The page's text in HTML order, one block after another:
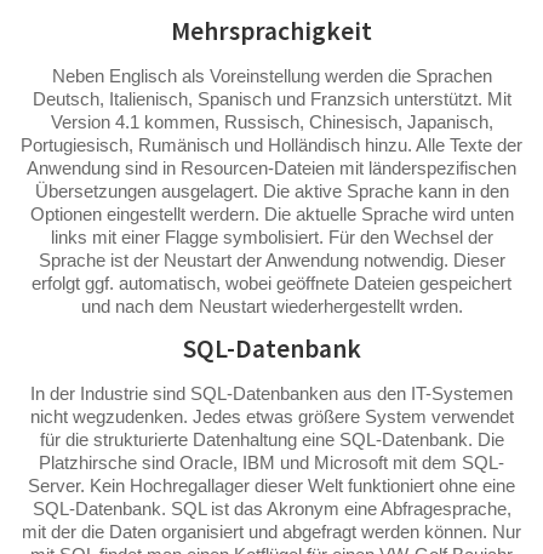
Mehrsprachigkeit
Neben Englisch als Voreinstellung werden die Sprachen
Deutsch, Italienisch, Spanisch und Franzsich unterstützt. Mit
Version 4.1 kommen, Russisch, Chinesisch, Japanisch,
Portugiesisch, Rumänisch und Holländisch hinzu. Alle Texte der
Anwendung sind in Resourcen-Dateien mit länderspezifischen
Übersetzungen ausgelagert. Die aktive Sprache kann in den
Optionen eingestellt werdern. Die aktuelle Sprache wird unten
links mit einer Flagge symbolisiert. Für den Wechsel der
Sprache ist der Neustart der Anwendung notwendig. Dieser
erfolgt ggf. automatisch, wobei geöffnete Dateien gespeichert
und nach dem Neustart wiederhergestellt wrden.
SQL-Datenbank
In der Industrie sind SQL-Datenbanken aus den IT-Systemen
nicht wegzudenken. Jedes etwas größere System verwendet
für die strukturierte Datenhaltung eine SQL-Datenbank. Die
Platzhirsche sind Oracle, IBM und Microsoft mit dem SQL-
Server. Kein Hochregallager dieser Welt funktioniert ohne eine
SQL-Datenbank. SQL ist das Akronym eine Abfragesprache,
mit der die Daten organisiert und abgefragt werden können. Nur